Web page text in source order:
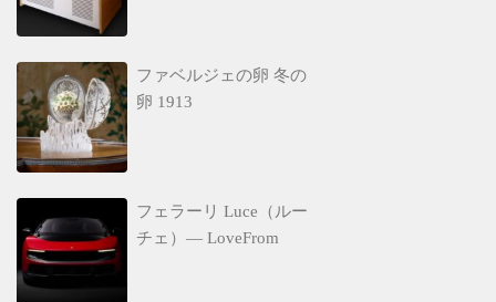
ファベルジェの卵 冬の
卵 1913
フェラーリ Luce（ルー
チェ）— LoveFrom